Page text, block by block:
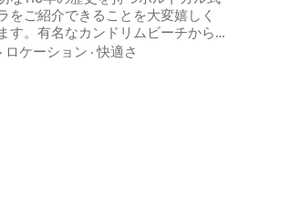
をご紹介できることを大変嬉しく
す。有名なカンドリムビーチから
350メートルの場所に位置するこの
· ロケーション ·快適さ